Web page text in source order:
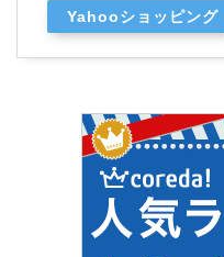
Yahooショッピング